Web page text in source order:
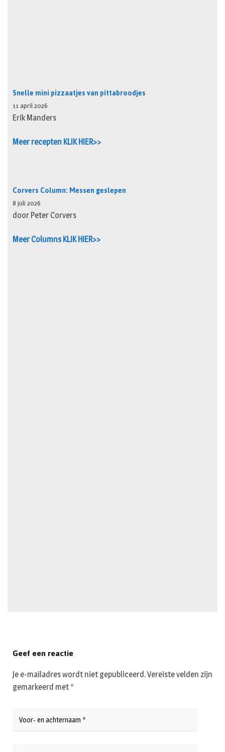
Snelle mini pizzaatjes van pittabroodjes
11 april 2026
Erik Manders
Meer recepten KLIK HIER>>
Corvers Column: Messen geslepen
8 juli 2026
door Peter Corvers
Meer Columns KLIK HIER>>
Geef een reactie
Je e-mailadres wordt niet gepubliceerd.Vereiste velden zijn
gemarkeerd met *